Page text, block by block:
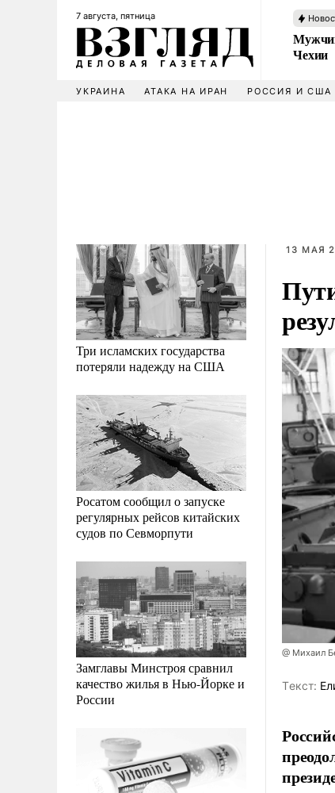
7 августа, пятница
Чехии
УКРАИНА АТАКА НА ИРАН РОССИЯ И США
Три исламских государства
потеряли надежду на США
Росатом сообщил о запуске
регулярных рейсов китайских
судов по Севморпути
Замглавы Минстроя сравнил
качество жилья в Нью-Йорке и
России
13 МАЯ
@ Михаил
Tекст: